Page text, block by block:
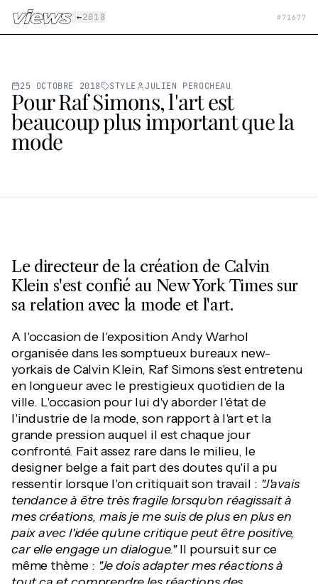
Aller au contenu principal
←2018 # 71677
25 OCTOBRE 2018 STYLE JULIEN PEROCHEAU
Pour Raf Simons, l'art est
beaucoup plus important que la
mode
Le directeur de la création de Calvin
Klein s'est confié au New York Times sur
sa relation avec la mode et l'art.
A l'occasion de l'exposition Andy Warhol
organisée dans les somptueux bureaux new-
yorkais de Calvin Klein, Raf Simons s'est entretenu
en longueur avec le prestigieux quotidien de la
ville. L'occasion pour lui d'y aborder l'état de
l'industrie de la mode, son rapport à l'art et la
grande pression auquel il est chaque jour
confronté. Fait assez rare dans le milieu, le
designer belge a fait part des doutes qu'il a pu
ressentir lorsque l'on critiquait son travail : "J'avais
tendance à être très fragile lorsqu'on réagissait à
mes créations, mais je me suis de plus en plus en
paix avec l'idée qu'une critique peut être positive,
car elle engage un dialogue."Il poursuit sur ce
même thème : "Je dois adapter mes réactions à